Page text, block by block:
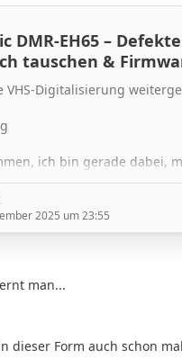
DMR-EH65 –
tauschen &
(Step-by-Step)
VHS-Digitalisierung
ich bin gerade dabei,
zu digitalisieren –
DMR-EH65
Gerät für dieBlackmagic
morgen den Geist
machte laute Klick-
mehr– der Bildschirm
2025 um 23:55
man...
dieser Form auch schon